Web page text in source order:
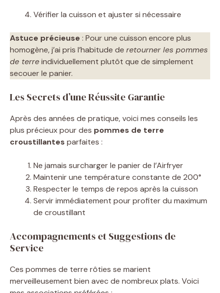
Vérifier la cuisson et ajuster si nécessaire
Astuce précieuse : Pour une cuisson encore plus
homogène, j’ai pris l’habitude de retourner les pommes
de terreindividuellement plutôt que de simplement
secouer le panier.
Les Secrets d’une Réussite Garantie
Après des années de pratique, voici mes conseils les
plus précieux pour des pommes de terre
croustillantes parfaites :
Ne jamais surcharger le panier de l’Airfryer
Maintenir une température constante de 200°
Respecter le temps de repos après la cuisson
Servir immédiatement pour profiter du maximum
de croustillant
Accompagnements et Suggestions de
Service
Ces pommes de terre rôties se marient
merveilleusement bien avec de nombreux plats. Voici